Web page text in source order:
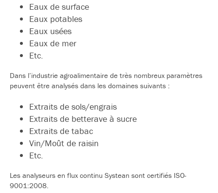
Eaux de surface
Eaux potables
Eaux usées
Eaux de mer
Etc.
Dans l’industrie agroalimentaire de très nombreux paramètres
peuvent être analysés dans les domaines suivants :
Extraits de sols/engrais
Extraits de betterave à sucre
Extraits de tabac
Vin/Moût de raisin
Etc.
Les analyseurs en flux continu Systean sont certifiés ISO-
9001:2008.